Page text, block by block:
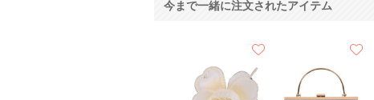
今まで一緒に注文されたアイテム